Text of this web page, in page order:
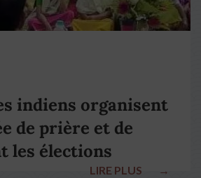
indiens organisent
de prière et de
les élections
LIRE PLUS →